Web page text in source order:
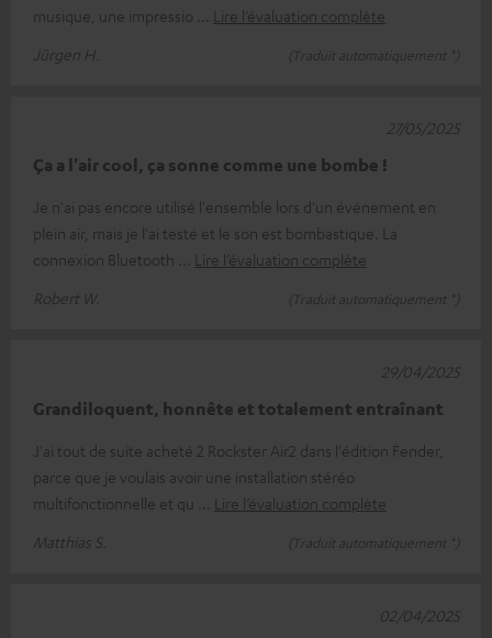
musique, une impressio
Lire l’évaluation complète
Jürgen H.
(Traduit automatiquement *)
Ça a l'air cool, ça sonne comme une bombe !
Je n'ai pas encore utilisé l'ensemble lors d'un événement en
plein air, mais je l'ai testé et le son est bombastique. La
connexion Bluetooth
Lire l’évaluation complète
Robert W.
(Traduit automatiquement *)
27/05/2025
Grandiloquent, honnête et totalement entraînant
J'ai tout de suite acheté 2 Rockster Air2 dans l'édition Fender,
parce que je voulais avoir une installation stéréo
multifonctionnelle et qu
Lire l’évaluation complète
Matthias S.
(Traduit automatiquement *)
29/04/2025
02/04/2025